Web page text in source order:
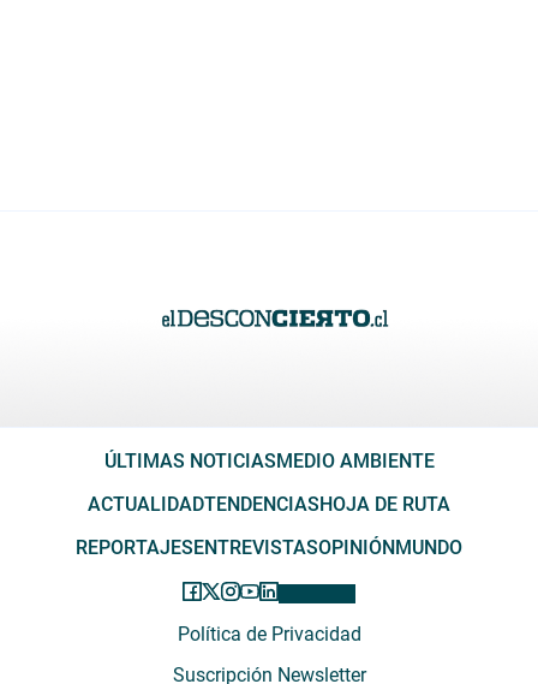
ÚLTIMAS NOTICIASMEDIO AMBIENTE
ACTUALIDADTENDENCIASHOJA DE RUTA
REPORTAJESENTREVISTASOPINIÓNMUNDO
Política de Privacidad
Suscripción Newsletter